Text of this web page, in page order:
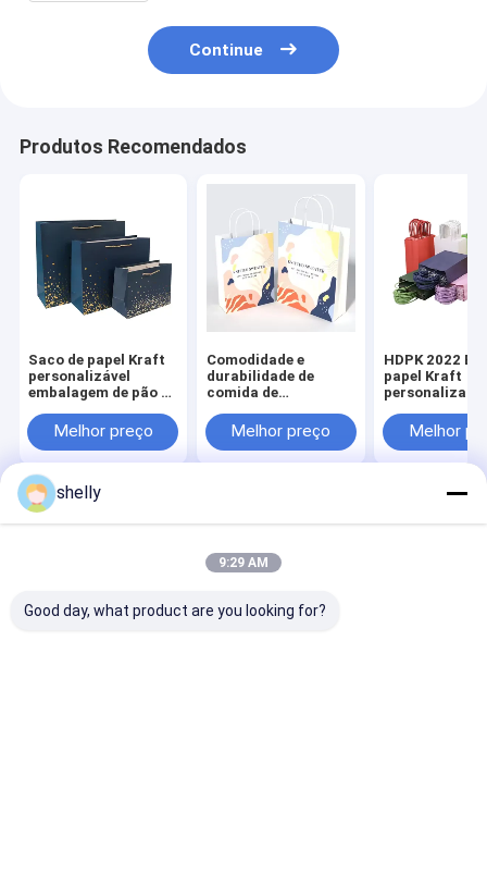
Continue
Produtos Recomendados
Saco de papel Kraft
personalizável
embalagem de pão e
levar embalagem de
alimentos impressão
descartável
Melhor preço
Comodidade e
durabilidade de
comida de
Carregar Bolsa de
papel Kraft
Melhor preço
HDPK 2022
papel Kraft
pessoalMelhor
Site
Conosco
Site
Mapa do Site
Privacy Policy
Reserved.
shelly
9:29 AM
Good day, what product are you looking for?